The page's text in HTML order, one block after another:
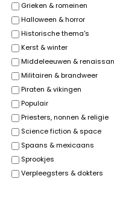
Grieken & romeinen
Halloween & horror
Historische thema's
Kerst & winter
Middeleeuwen &
Militairen & brandweer
Piraten & vikingen
Populair
Priesters, nonnen & religie
Science fiction & space
Spaans & mexicaans
Sprookjes
Verpleegsters & dokters